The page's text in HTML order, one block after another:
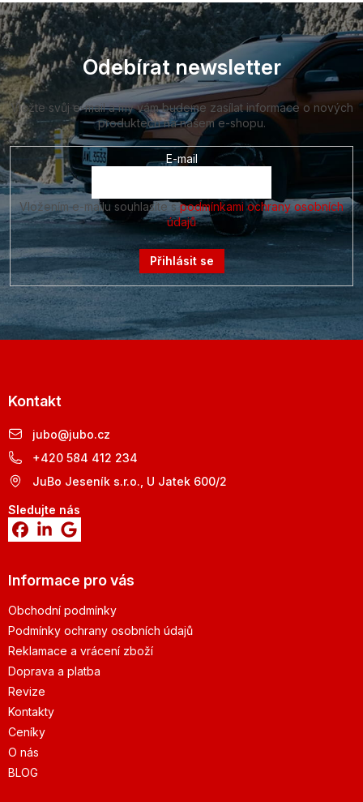
Z
á
p
a
t
í
Odebírat newsletter
Vložte svůj e-mail a my vám budeme zasílat informace o nových
produktech na našem e-shopu.
E-mail
Vložením e-mailu souhlasíte spodmínkami ochrany osobních
údajů
Přihlásit se
Kontakt
jubo@jubo.cz
+420 584 412 234
JuBo Jeseník s.r.o., U Jatek 600/2
Sledujte nás
Informace pro vás
Obchodní podmínky
Podmínky ochrany osobních údajů
Reklamace a vrácení zboží
Doprava a platba
Revize
Kontakty
Ceníky
O nás
BLOG